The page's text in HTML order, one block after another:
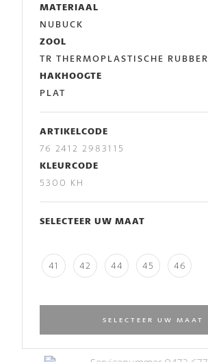
MATERIAAL
NUBUCK
ZOOL
TR THERMOPLASTISCHE RUBBER
HAKHOOGTE
PLAT
ARTIKELCODE
76 2412 2983115
KLEURCODE
5300 KH
SELECTEER UW MAAT
41 42 44 45 46
SELECTEER UW MAAT